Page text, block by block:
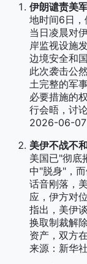
伊朗谴责美
地时间6日
当日凌晨对
岸监视设施
边境安全和
此次袭击公
土完整的军
必要措施的
行会晤，讨
2026-06-07
美伊不战不
美国已"彻底
中"脱身"，
话音刚落，
应，伊方对
指出，美伊
换取制裁解
资产，双方
来源：新华